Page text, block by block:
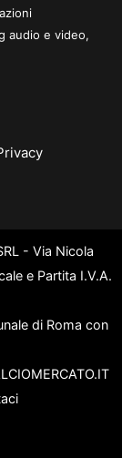
audio e video,
- Via Nicola
e Partita I.V.A.
di Roma con